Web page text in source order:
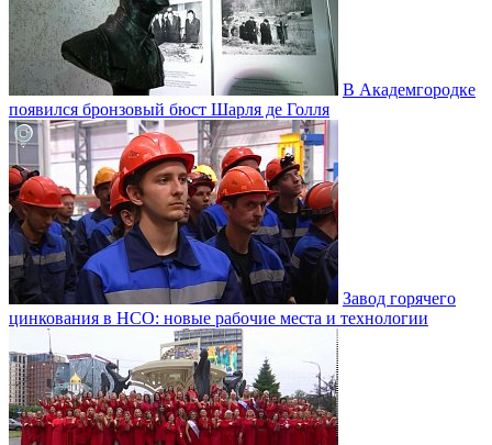
В Академгородке
появился бронзовый бюст Шарля де Голля
Завод горячего
цинкования в НСО: новые рабочие места и технологии